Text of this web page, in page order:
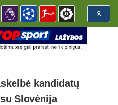
kandidatų
Slovėnija